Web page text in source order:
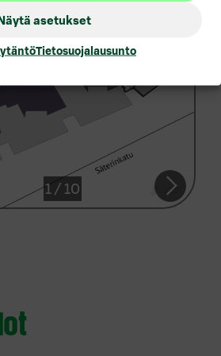
asetukset
Tietosuojalausunto
1/ 10
Savonlinna
Seinäjoki
Tampere
Oy
sekä luo ja hallinnoi